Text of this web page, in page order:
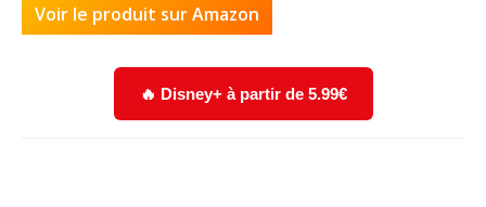
Voir le produit sur Amazon
🔥 Disney+ à partir de 5.99€